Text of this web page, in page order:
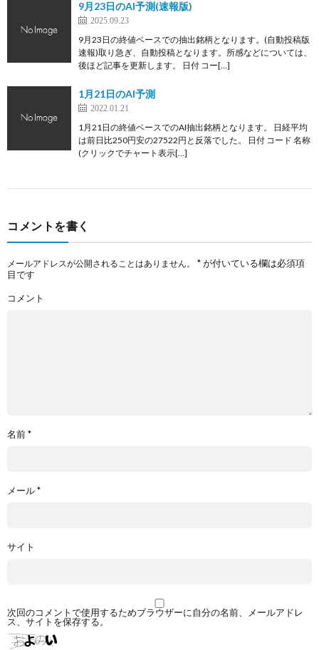
9月23日のAI予測(速報版)
2025.09.23
9月23日の終値ベースでの抽出銘柄となります。(自動投稿版
速報)取り急ぎ、自動投稿となります。所感などについては、
後ほど記事を更新します。 日付 コー[…]
1月21日のAI予測
2022.01.21
1月21日の終値ベースでのAI抽出銘柄となります。 日経平均
は前日比250円安の27522円と反落でした。 日付 コード 名称
(クリックでチャート表示[…]
コメントを書く
メールアドレスが公開されることはありません。 *が付いている欄は必須項
目です
コメント
名前*
メール*
サイト
次回のコメントで使用するためブラウザーに自分の名前、メールアドレ
ス、サイトを保存する。